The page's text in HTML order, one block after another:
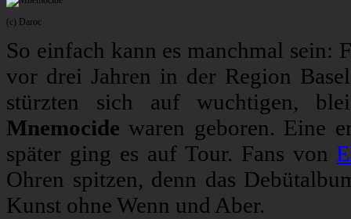
(c) Daroc
So einfach kann es manchmal
vor drei Jahren in der Region
stürzten sich auf wuchtigen,
Mnemocide waren geboren. Eine
später ging es auf Tour. Fans von
Ohren spitzen, denn das
Kunst ohne Wenn und Aber.